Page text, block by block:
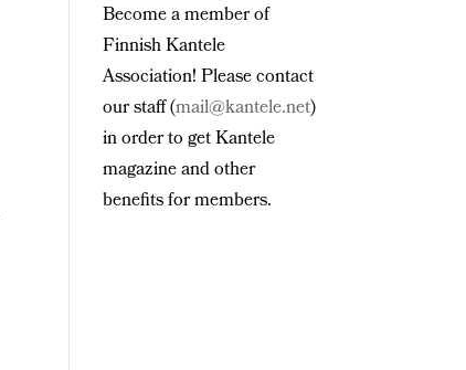
Become a member of
Finnish Kantele
Association! Please contact
our staff (mail@kantele.net)
in order to get Kantele
magazine and other
benefits for members.